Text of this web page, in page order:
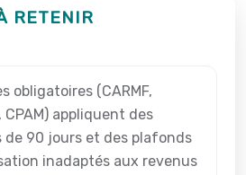
RETENIR
obligatoires (CARMF,
CPAM) appliquent des
de 90 jours et des plafonds
inadaptés aux revenus